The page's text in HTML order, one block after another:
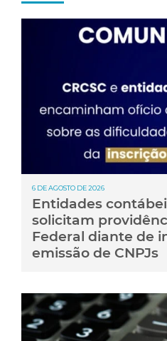
6 DE AGOSTO DE 2026
Entidades
solicitam
Federal diante de
emissão de CNPJs